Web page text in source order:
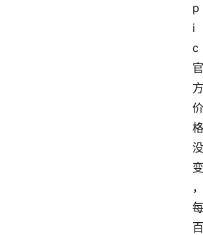
p
i
c
官
方
价
格
没
变
，
每
百